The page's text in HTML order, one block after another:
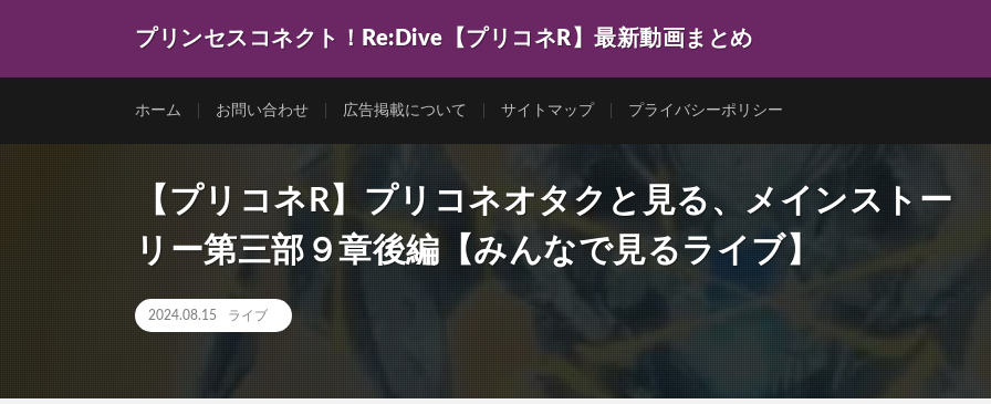
プリンセスコネクト！Re:Dive【プリコネR】最新動画まとめ
ホーム お問い合わせ 広告掲載について サイトマップ プライバシーポリシー
【プリコネR】プリコネオタクと見る、メインストー
リー第三部９章後編【みんなで見るライブ】
2024.08.15 ライブ